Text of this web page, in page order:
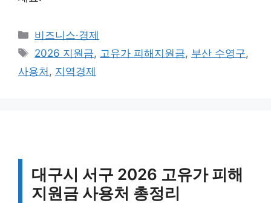
카
테
리
비즈니스·경제
태
그
2026 지원금, 고유가 피해지원금, 부산 수영구,
사용처 , 지역경제
대구시 서구 2026 고유가 피해
지원금 사용처 총정리